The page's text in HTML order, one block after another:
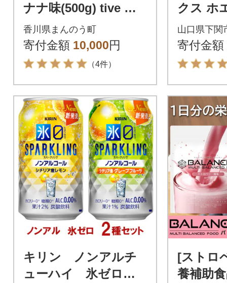
ナナ味(500g) tive ホ
エイ ソイ ダブルプロ
テイン
香川県まんのう町
寄付金額 10,000円
（4件）
クス ホ
ン ヨー
g IY001-
山口県下関
寄付金額
キリン ノンアルチ
ューハイ 氷ゼロ
[ストロ
養補助